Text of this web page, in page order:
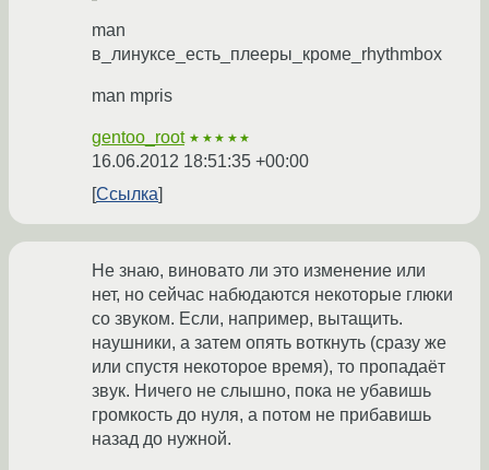
man
в_линуксе_есть_плееры_кроме_rhythmbox
man mpris
gentoo_root ★★★★★
16.06.2012 18:51:35 +00:00
Ссылка
Не знаю, виновато ли это изменение или
нет, но сейчас набюдаются некоторые глюки
со звуком. Если, например, вытащить.
наушники, а затем опять воткнуть (сразу же
или спустя некоторое время), то пропадаёт
звук. Ничего не слышно, пока не убавишь
громкость до нуля, а потом не прибавишь
назад до нужной.